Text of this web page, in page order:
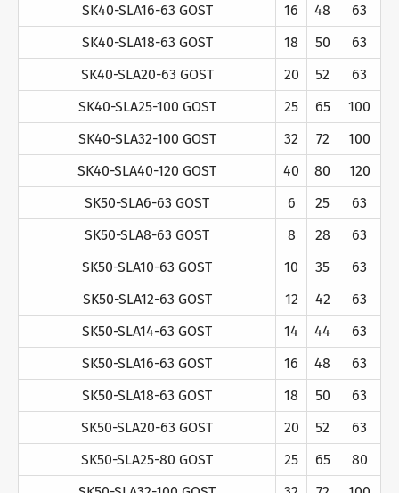
SK40-SLA16-63 GOST
16 48
63
SK40-SLA18-63 GOST
18 50
63
SK40-SLA20-63 GOST
20 52
63
SK40-SLA25-100 GOST
25 65
100
SK40-SLA32-100 GOST
32 72
100
SK40-SLA40-120 GOST
40 80
120
SK50-SLA6-63 GOST
6 25
63
SK50-SLA8-63 GOST
8 28
63
SK50-SLA10-63 GOST
10 35
63
SK50-SLA12-63 GOST
12 42
63
SK50-SLA14-63 GOST
14 44
63
SK50-SLA16-63 GOST
16 48
63
SK50-SLA18-63 GOST
18 50
63
SK50-SLA20-63 GOST
20 52
63
SK50-SLA25-80 GOST
25 65
80